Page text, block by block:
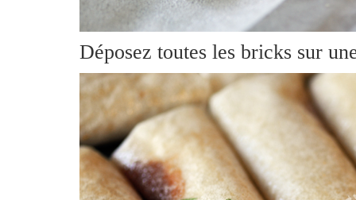
Déposez toutes les bricks sur